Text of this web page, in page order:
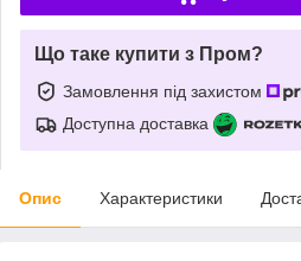
Що таке купити з Пром?
Замовлення під захистом
Доступна доставка
Опис Характеристики